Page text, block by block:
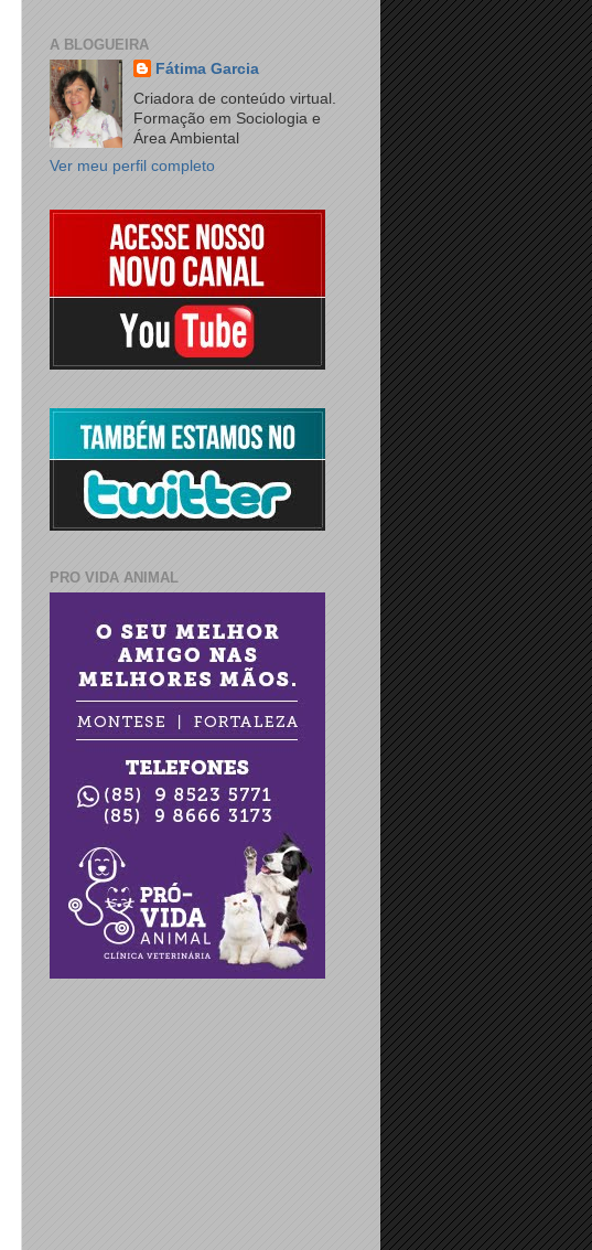
A BLOGUEIRA
Fátima Garcia
Criadora de conteúdo virtual.
Formação em Sociologia e
Área Ambiental
Ver meu perfil completo
PRO VIDA ANIMAL